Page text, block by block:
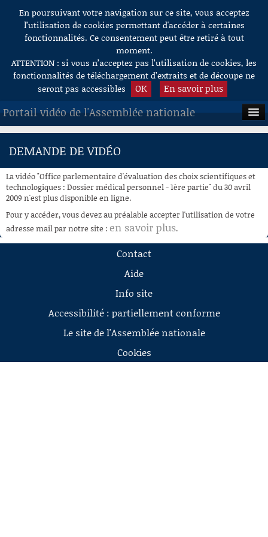
Aller au contenu
En poursuivant votre navigation sur ce site, vous acceptez
l’utilisation de cookies permettant d'accéder à certaines
fonctionnalités. Ce consentement peut être retiré à tout
moment.
ATTENTION : si vous n’acceptez pas l’utilisation de cookies, les
fonctionnalités de téléchargement d’extraits et de découpe ne
seront pas accessibles
OK En savoir plus
Portail vidéo de l'Assemblée nationale
ACCUEIL
À LA DEMANDE
RECHERCHE
AIDE À LA DÉCOUPE
DE VIDÉOS
DEMANDE DE VIDÉO
La vidéo "Office parlementaire d'évaluation des choix scientifiques et
technologiques : Dossier médical personnel - 1ère partie" du 30 avril
2009 n'est plus disponible en ligne.
Pour y accéder, vous devez au préalable accepter l'utilisation de votre
adresse mail par notre site : en savoir plus.
Contact
Aide
Info site
Accessibilité : partiellement conforme
Le site de l'Assemblée nationale
Cookies